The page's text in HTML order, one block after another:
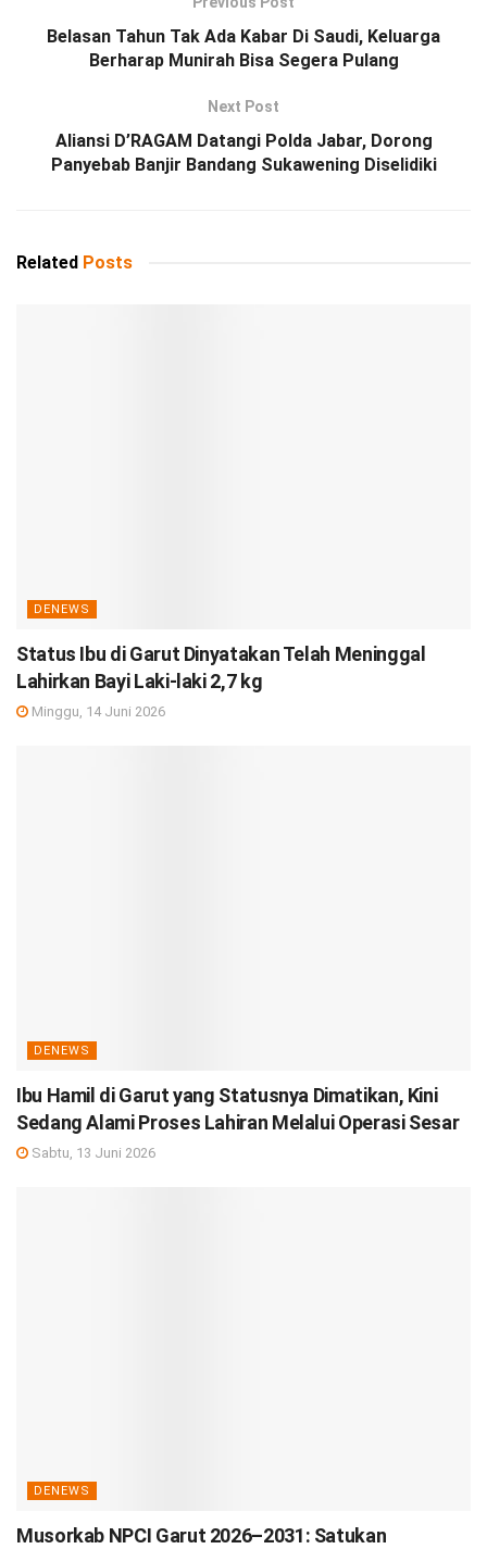
Belasan Tahun Tak Ada Kabar Di Saudi, Keluarga
Berharap Munirah Bisa Segera Pulang
Next Post
Aliansi D’RAGAM Datangi Polda Jabar, Dorong
Panyebab Banjir Bandang Sukawening Diselidiki
Related Posts
DENEWS
Status Ibu di Garut Dinyatakan Telah Meninggal
Lahirkan Bayi Laki-laki 2,7 kg
Minggu, 14 Juni 2026
DENEWS
Ibu Hamil di Garut yang Statusnya Dimatikan, Kini
Sedang Alami Proses Lahiran Melalui Operasi Sesar
Sabtu, 13 Juni 2026
DENEWS
Musorkab NPCI Garut 2026–2031: Satukan